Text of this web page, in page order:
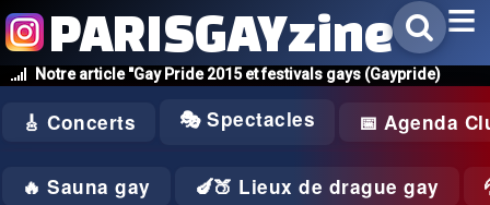
Notre article "Gay Pride 2015 et festivals gays (Gaypride)
PARISGAYzine
🎸 Concerts 🎭 Spectacles 📅 Agenda
🔥 Sauna gay 🍆🍑 Lieux de drague gay